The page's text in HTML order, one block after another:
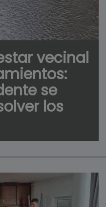
vecinal
se
los